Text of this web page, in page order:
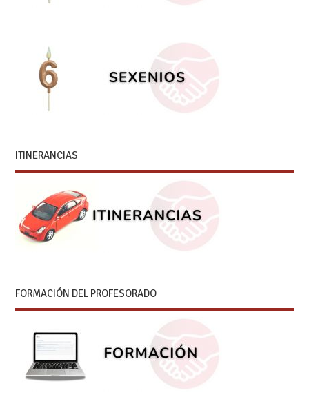
ITINERANCIAS
FORMACIÓN DEL PROFESORADO